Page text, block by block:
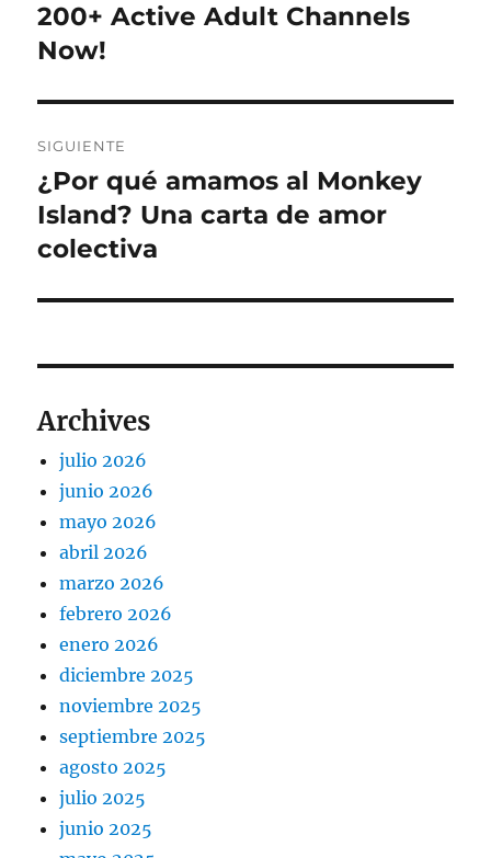
entradas
anterior:
200+ Active Adult Channels
Now!
SIGUIENTE
Entrada
siguiente:
¿Por qué amamos al Monkey
Island? Una carta de amor
colectiva
Archives
julio 2026
junio 2026
mayo 2026
abril 2026
marzo 2026
febrero 2026
enero 2026
diciembre 2025
noviembre 2025
septiembre 2025
agosto 2025
julio 2025
junio 2025